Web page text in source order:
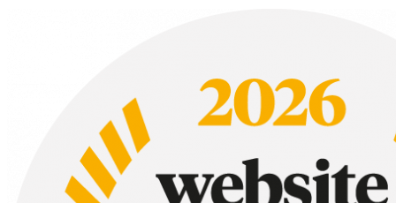
Experimenteer met Granny Smith
Houd je van een friszure bite in je appeltaart? Dan is Granny Smith
Pro tip: verschillende soorten mixen!
Wij gebruik graag verschillende appelsoorten in één taart. Mix